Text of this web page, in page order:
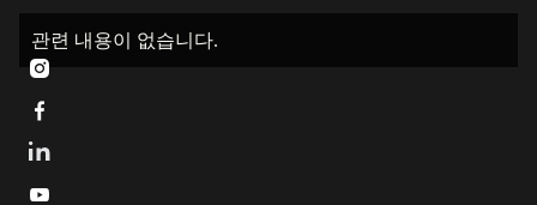
관련 내용이 없습니다.


